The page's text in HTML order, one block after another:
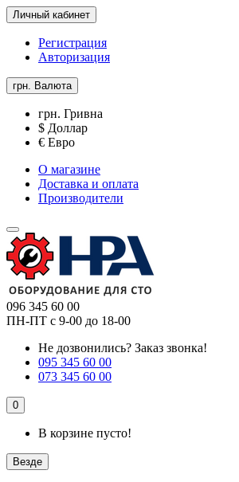
Личный кабинет
Регистрация
Авторизация
грн. Валюта
грн. Гривна
$ Доллар
€ Евро
О магазине
Доставка и оплата
Производители
096 345 60 00
ПН-ПТ с 9-00 до 18-00
Не дозвонились? Заказ звонка!
095 345 60 00
073 345 60 00
0
В корзине пусто!
Везде